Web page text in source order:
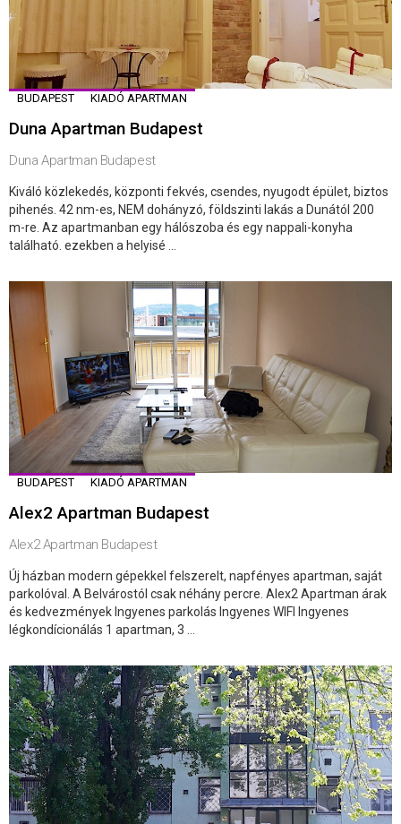
BUDAPEST KIADÓ APARTMAN
Duna Apartman Budapest
Duna Apartman Budapest
Kiváló közlekedés, központi fekvés, csendes, nyugodt épület, biztos
pihenés. 42 nm-es, NEM dohányzó, földszinti lakás a Dunától 200
m-re. Az apartmanban egy hálószoba és egy nappali-konyha
található. ezekben a helyisé ...
BUDAPEST KIADÓ APARTMAN
Alex2 Apartman Budapest
Alex2 Apartman Budapest
Új házban modern gépekkel felszerelt, napfényes apartman, saját
parkolóval. A Belvárostól csak néhány percre. Alex2 Apartman árak
és kedvezmények Ingyenes parkolás Ingyenes WIFI Ingyenes
légkondícionálás 1 apartman, 3 ...